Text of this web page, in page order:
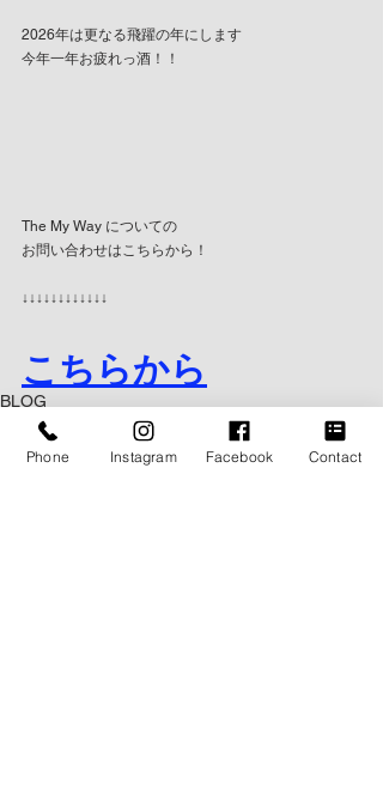
2026年は更なる飛躍の年にします
今年一年お疲れっ酒！！
The My Way についての
お問い合わせはこちらから！
↓↓↓↓↓↓↓↓↓↓↓↓
こちらから
BLOG
Phone Instagram Facebook Contact